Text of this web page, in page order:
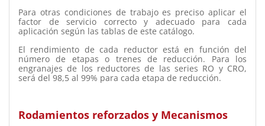
Para otras condiciones de trabajo es preciso aplicar el
factor de servicio correcto y adecuado para cada
aplicación según las tablas de este catálogo.
El rendimiento de cada reductor está en función del
número de etapas o trenes de reducción. Para los
engranajes de los reductores de las series RO y CRO,
será del 98,5 al 99% para cada etapa de reducción.
Rodamientos reforzados y Mecanismos